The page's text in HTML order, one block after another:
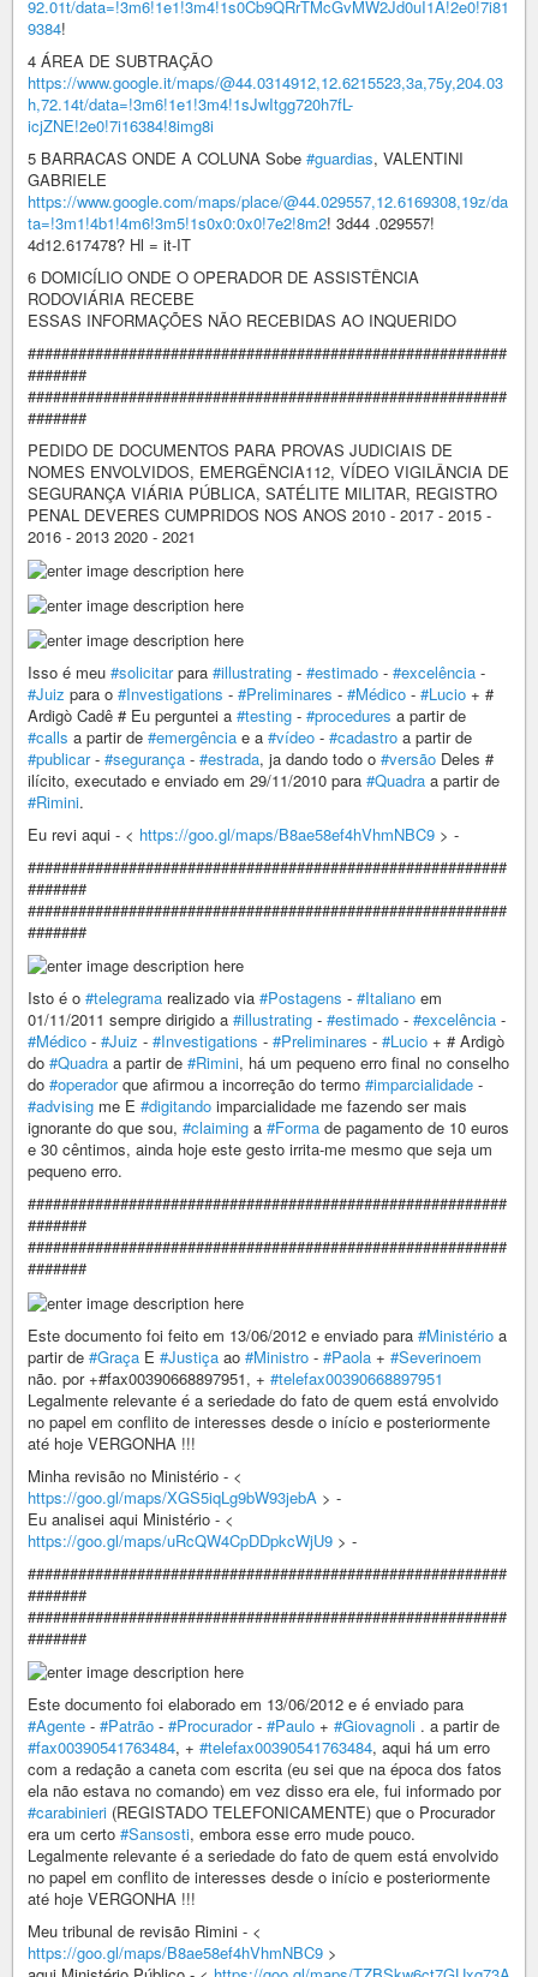
92.01t/data=!3m6!1e1!3m4!1s0Cb9QRrTMcGvMW2Jd0uI1A!2e0!7i81
9384!
4 ÁREA DE SUBTRAÇÃO
https://www.google.it/maps/@44.0314912,12.6215523,3a,75y,204.03
h,72.14t/data=!3m6!1e1!3m4!1sJwItgg720h7fL-
icjZNE!2e0!7i16384!8img8i
5 BARRACAS ONDE A COLUNA Sobe #guardias, VALENTINI
GABRIELE
https://www.google.com/maps/place/@44.029557,12.6169308,19z/da
ta=!3m1!4b1!4m6!3m5!1s0x0:0x0!7e2!8m2! 3d44 .029557!
4d12.617478? Hl = it-IT
6 DOMICÍLIO ONDE O OPERADOR DE ASSISTÊNCIA
RODOVIÁRIA RECEBE
ESSAS INFORMAÇÕES NÃO RECEBIDAS AO INQUERIDO
#########################################################
#######
#########################################################
#######
PEDIDO DE DOCUMENTOS PARA PROVAS JUDICIAIS DE
NOMES ENVOLVIDOS, EMERGÊNCIA112, VÍDEO VIGILÂNCIA DE
SEGURANÇA VIÁRIA PÚBLICA, SATÉLITE MILITAR, REGISTRO
PENAL DEVERES CUMPRIDOS NOS ANOS 2010 - 2017 - 2015 -
2016 - 2013 2020 - 2021
Isso é meu #solicitarpara #illustrating - #estimado - #excelência -
#Juiz para o #Investigations - #Preliminares - #Médico - #Lucio + #
Ardigò Cadê # Eu perguntei a #testing - #procedures a partir de
#calls a partir de #emergência e a #vídeo - #cadastro a partir de
#publicar- #segurança - #estrada, ja dando todo o #versão Deles #
ilícito, executado e enviado em 29/11/2010 para #Quadra a partir de
#Rimini.
Eu revi aqui - < https://goo.gl/maps/B8ae58ef4hVhmNBC9 > -
#########################################################
#######
#########################################################
#######
Isto é o #telegrama realizado via #Postagens - #Italiano em
01/11/2011 sempre dirigido a #illustrating - #estimado - #excelência -
#Médico - #Juiz - #Investigations - #Preliminares - #Lucio + # Ardigò
do #Quadra a partir de #Rimini, há um pequeno erro final no conselho
do #operadorque afirmou a incorreção do termo #imparcialidade -
#advising me E #digitando imparcialidade me fazendo ser mais
ignorante do que sou, #claiming a #Forma de pagamento de 10 euros
e 30 cêntimos, ainda hoje este gesto irrita-me mesmo que seja um
pequeno erro.
#########################################################
#######
#########################################################
#######
Este documento foi feito em 13/06/2012 e enviado para #Ministério a
partir de #Graça E #Justiça ao #Ministro - #Paola + #Severinoem
não. por +#fax00390668897951, + #telefax00390668897951
Legalmente relevante é a seriedade do fato de quem está envolvido
no papel em conflito de interesses desde o início e posteriormente
até hoje VERGONHA !!!
Minha revisão no Ministério - <
https://goo.gl/maps/XGS5iqLg9bW93jebA > -
Eu analisei aqui Ministério - <
https://goo.gl/maps/uRcQW4CpDDpkcWjU9 > -
#########################################################
#######
#########################################################
#######
Este documento foi elaborado em 13/06/2012 e é enviado para
#Agente - #Patrão - #Procurador- #Paulo + #Giovagnoli . a partir de
#fax00390541763484, + #telefax00390541763484, aqui há um erro
com a redação a caneta com escrita (eu sei que na época dos fatos
ela não estava no comando) em vez disso era ele, fui informado por
#carabinieri (REGISTADO TELEFONICAMENTE) que o Procurador
era um certo #Sansosti, embora esse erro mude pouco.
Legalmente relevante é a seriedade do fato de quem está envolvido
no papel em conflito de interesses desde o início e posteriormente
até hoje VERGONHA !!!
Meu tribunal de revisão Rimini - <
https://goo.gl/maps/B8ae58ef4hVhmNBC9 >